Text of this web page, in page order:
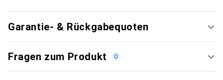
Garantie- & Rückgabequoten
Fragen zum Produkt 0